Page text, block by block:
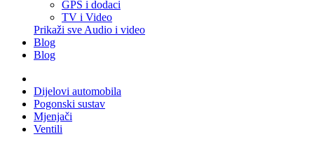
GPS i dodaci
TV i Video
Prikaži sve Audio i video
Blog
Blog
Dijelovi automobila
Pogonski sustav
Mjenjači
Ventili